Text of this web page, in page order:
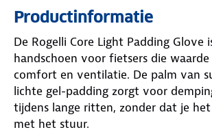
Productinformatie
De Rogelli Core Light Padding Glove
handschoen voor fietsers die
comfort en ventilatie. De palm van
lichte gel-padding zorgt voor
tijdens lange ritten, zonder dat je
met het stuur.